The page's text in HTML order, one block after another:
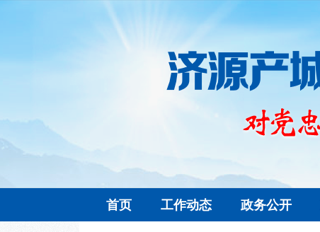
首页 工作动态 政务公开